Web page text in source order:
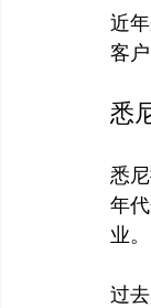
近年
悉
悉
年
业。
过